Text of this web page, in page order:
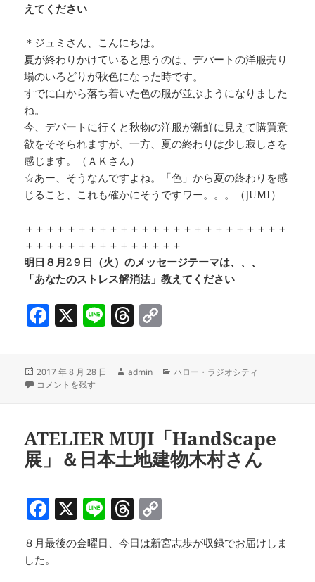
えてください
＊ジュミさん、こんにちは。
夏が終わりかけていると思うのは、デパートの洋服売り
場のいろどりが秋色になった時です。
すでに白から落ち着いた色の服が並ぶようになりました
ね。
今、デパートに行くと秋物の洋服が新鮮に見えて購買意
欲をそそられますが、一方、夏の終わりは少し寂しさを
感じます。（ＡＫさん）
☆あー、そうなんですよね。「色」から夏の終わりを感
じること、これも確かにそうですワー。。。（JUMI）
＋＋＋＋＋＋＋＋＋＋＋＋＋＋＋＋＋＋＋＋＋＋＋＋＋
＋＋＋＋＋＋＋＋＋＋＋＋＋＋＋
明日８月2９日（火）のメッセージテーマは、、、
「あなたのストレス解消法」教えてください
F
c
e
o
o
k
X Li T
a
s
y
n
k
投
稿
2017 年 8 月 28 日
作
admin
カ
ハロー・ラジオシティ
環境情報センターからのお知らせ！！ & 観光協会特派員の「大好き中央
コメントを残す
ATELIER MUJI「HandScape
展」＆日本土地建物木村さん
F
a
c
X Li
n
e
T
h
re
o
p
８月最後の金曜日、今日は新宮志歩が収録でお届けしま
した。